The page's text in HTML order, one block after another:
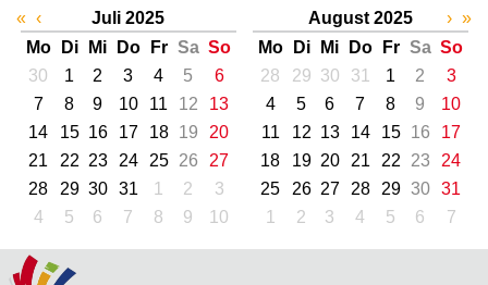
« ‹
Juli 2025
Mo
Di Mi Do Fr Sa So
30
1 2 3 4 5
6
7
8 9 10 11 12
13
14
15 16 17 18 19
20
21
22 23 24 25 26
27
28
29 30 31 1 2
3
4
5 6 7 8 9 10
August 2025
Mo
Di Mi Do Fr Sa So
28
29 30 31 1 2
3
4
5 6 7 8 9
10
11
12 13 14 15 16
17
18
19 20 21 22 23
24
25
26 27 28 29 30
31
1
2 3 4 5 6 7
› »